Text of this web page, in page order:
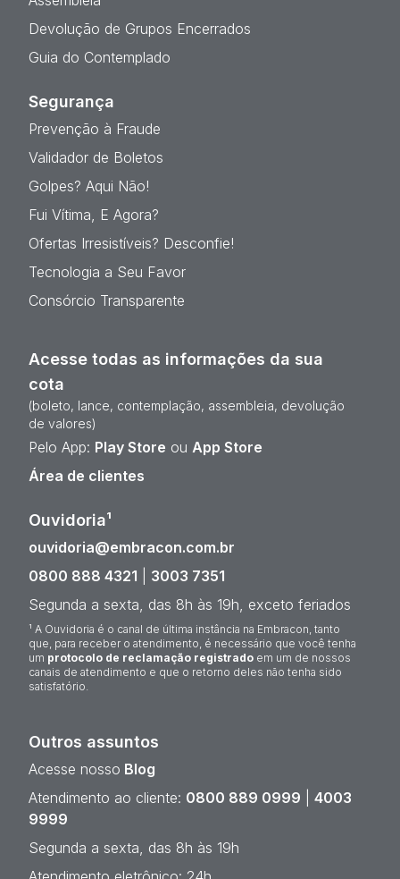
Devolução de Grupos Encerrados
Guia do Contemplado
Segurança
Prevenção à Fraude
Validador de Boletos
Golpes? Aqui Não!
Fui Vítima, E Agora?
Ofertas Irresistíveis? Desconfie!
Tecnologia a Seu Favor
Consórcio Transparente
Acesse todas as informações da sua
cota
(boleto, lance, contemplação, assembleia, devolução
de valores)
Pelo App: Play Store ou App Store
Área de clientes
Ouvidoria¹
ouvidoria@embracon.com.br
0800 888 4321
3003 7351
Segunda a sexta, das 8h às 19h, exceto feriados
¹ A Ouvidoria é o canal de última instância na Embracon, tanto
que, para receber o atendimento, é necessário que você tenha
um protocolo de reclamação registrado em um de nossos
canais de atendimento e que o retorno deles não tenha sido
satisfatório.
Outros assuntos
Acesse nosso Blog
Atendimento ao cliente: 0800 889 0999
4003
9999
Segunda a sexta, das 8h às 19h